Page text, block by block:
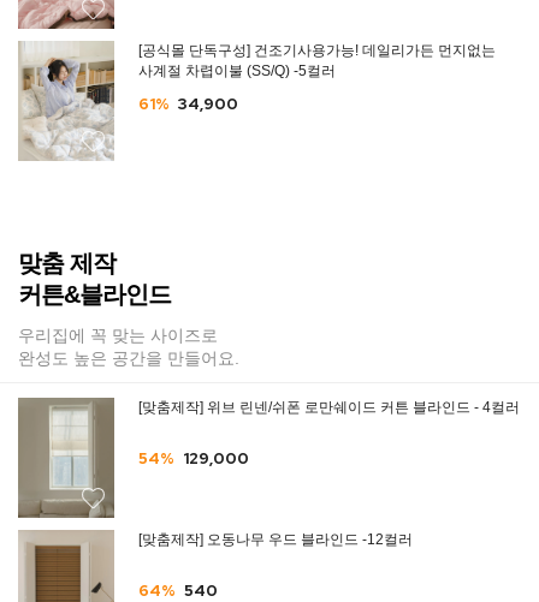
[공식몰 단독구성] 건조기사용가능! 데일리가든 먼지없는
사계절 차렵이불 (SS/Q) -5컬러
61% 34,900
맞춤 제작
커튼&블라인드
우리집에 꼭 맞는 사이즈로
완성도 높은 공간을 만들어요.
[맞춤제작] 위브 린넨/쉬폰 로만쉐이드 커튼 블라인드 - 4컬러
54% 129,000
[맞춤제작] 오동나무 우드 블라인드 -12컬러
64% 540